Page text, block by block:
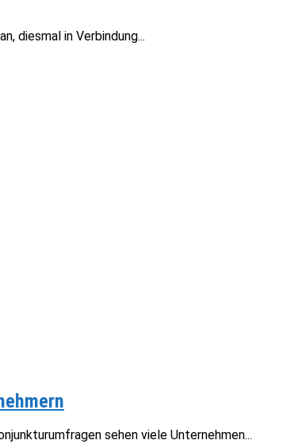
diesmal in Verbindung...
sehen viele Unternehmen...